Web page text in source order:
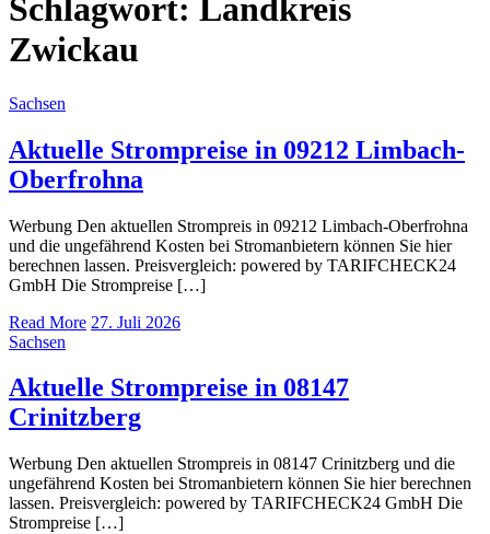
Schlagwort: Landkreis
Zwickau
Sachsen
Aktuelle Strompreise in 09212 Limbach-
Oberfrohna
Werbung Den aktuellen Strompreis in 09212 Limbach-Oberfrohna
und die ungefährend Kosten bei Stromanbietern können Sie hier
berechnen lassen. Preisvergleich: powered by TARIFCHECK24
GmbH Die Strompreise […]
Read More 27. Juli 2026
Sachsen
Aktuelle Strompreise in 08147
Crinitzberg
Werbung Den aktuellen Strompreis in 08147 Crinitzberg und die
ungefährend Kosten bei Stromanbietern können Sie hier berechnen
lassen. Preisvergleich: powered by TARIFCHECK24 GmbH Die
Strompreise […]